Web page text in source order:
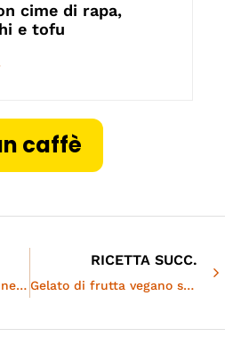
cime di rapa,
e tofu
caffè
Insalata di sorgo e cannellini | Vegan | Gluten free
RICETTA SUCC.
Gelato di frutta vegano senza gelatiera